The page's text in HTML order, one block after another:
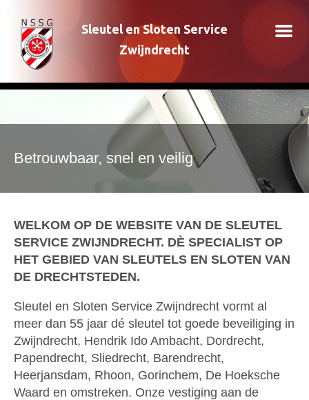
Sleutel en Sloten Service
Zwijndrecht
Betrouwbaar, snel en veilig
WELKOM OP DE WEBSITE VAN DE SLEUTEL
SERVICE ZWIJNDRECHT. DÈ SPECIALIST OP
HET GEBIED VAN SLEUTELS EN SLOTEN VAN
DE DRECHTSTEDEN.
Sleutel en Sloten Service Zwijndrecht vormt al
meer dan 55 jaar dé sleutel tot goede beveiliging in
Zwijndrecht, Hendrik Ido Ambacht, Dordrecht,
Papendrecht, Sliedrecht, Barendrecht,
Heerjansdam, Rhoon, Gorinchem, De Hoeksche
Waard en omstreken. Onze vestiging aan de